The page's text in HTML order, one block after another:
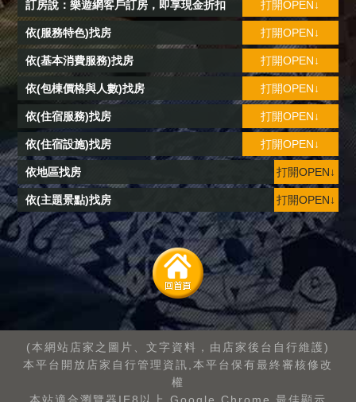
訂房說：樂遊網客戶訂房，即享現金折扣 打開OPEN↓
依(服務特色)找房 打開OPEN↓
依(基本消費服務)找房 打開OPEN↓
依(包棟價格與人數)找房 打開OPEN↓
依(住宿服務)找房 打開OPEN↓
依(住宿設施)找房 打開OPEN↓
依地區找房 打開OPEN↓
依(主題景點)找房 打開OPEN↓
(本網站店家之圖片、文字資料，由店家後台自行維護)
本平台開放店家自行管理資訊,本平台保有最終審核修改
權